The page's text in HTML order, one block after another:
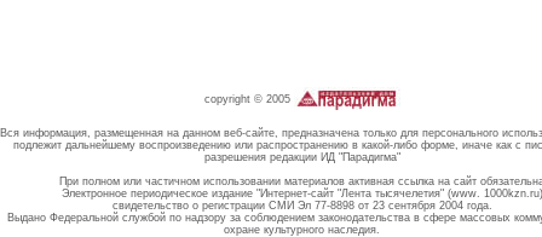
copyright © 2005
Вся информация, размещенная на данном веб-сайте, предназначена только для персонального
подлежит дальнейшему воспроизведению или распространению в какой-либо форме, иначе как с
разрешения редакции ИД "Парадигма"
При полном или частичном использовании материалов активная ссылка на сайт
Электронное периодическое издание "Интернет-сайт "Лента тысячелетия" (www. 1000kzn.ru)
свидетельство о регистрации СМИ Эл 77-8898 от 23 сентября 2004 года.
Выдано Федеральной службой по надзору за соблюдением законодательства в сфере массовых
охране культурного наследия.